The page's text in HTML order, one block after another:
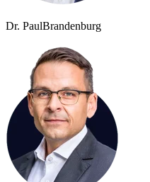
Dr. PaulBrandenburg